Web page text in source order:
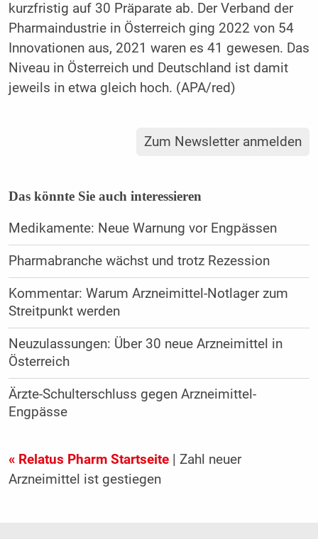
kurzfristig auf 30 Präparate ab. Der Verband der
Pharmaindustrie in Österreich ging 2022 von 54
Innovationen aus, 2021 waren es 41 gewesen. Das
Niveau in Österreich und Deutschland ist damit
jeweils in etwa gleich hoch. (APA/red)
Zum Newsletter anmelden
Das könnte Sie auch interessieren
Medikamente: Neue Warnung vor Engpässen
Pharmabranche wächst und trotz Rezession
Kommentar: Warum Arzneimittel-Notlager zum
Streitpunkt werden
Neuzulassungen: Über 30 neue Arzneimittel in
Österreich
Ärzte-Schulterschluss gegen Arzneimittel-
Engpässe
« Relatus Pharm Startseite| Zahl neuer
Arzneimittel ist gestiegen